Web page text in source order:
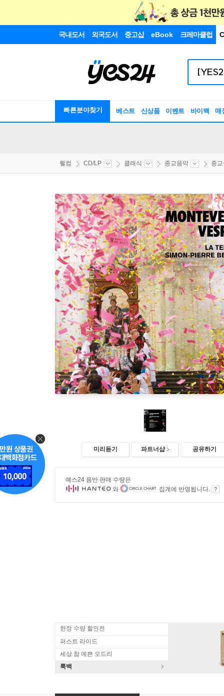
국내도서 외국도서 중고샵 eBook 크레마클럽
빠른분야찾기 베스트 신상품 이벤트 바이백 매
웰컴 CD/LP 클래식 종교음악 종
미리듣기 파트너샵 공유하기
예스24 음반 판매 수량은
와
집계에 반영됩니다.
한정 수량 할인전
퍼스트 라이드
세상 참 예쁜 오드리
룩백